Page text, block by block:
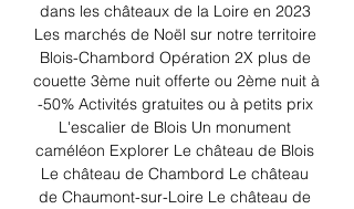
dans les châteaux de la Loire en 2023
Les marchés de Noël sur notre territoire
Blois-Chambord Opération 2X plus de
couette 3ème nuit offerte ou 2ème nuit à
-50% Activités gratuites ou à petits prix
L'escalier de Blois Un monument
caméléon Explorer Le château de Blois
Le château de Chambord Le château
de Chaumont-sur-Loire Le château de